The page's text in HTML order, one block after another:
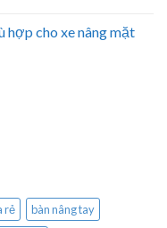
hợp cho xe nâng mặt
rẻ
bàn nâng tay